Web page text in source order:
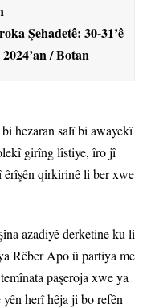
Şehadetê: 30-31’ê
/ Botan
hezaran salî bi awayekî
girîng lîstiye, îro jî
qirkirinê li ber xwe
azadiyê derketine ku li
Rêber Apo û partiya me
paşeroja xwe ya
herî hêja ji bo refên